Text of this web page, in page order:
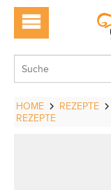
HOME REZEPTE
REZEPTE